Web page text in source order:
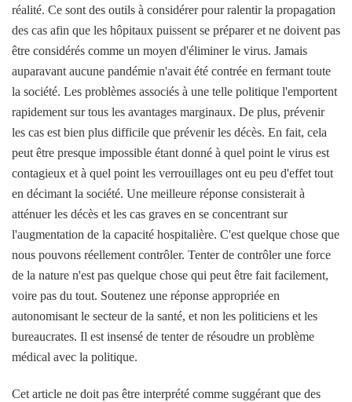
réalité. Ce sont des outils à considérer pour ralentir la propagation
des cas afin que les hôpitaux puissent se préparer et ne doivent pas
être considérés comme un moyen d'éliminer le virus. Jamais
auparavant aucune pandémie n'avait été contrée en fermant toute
la société. Les problèmes associés à une telle politique l'emportent
rapidement sur tous les avantages marginaux. De plus, prévenir
les cas est bien plus difficile que prévenir les décès. En fait, cela
peut être presque impossible étant donné à quel point le virus est
contagieux et à quel point les verrouillages ont eu peu d'effet tout
en décimant la société. Une meilleure réponse consisterait à
atténuer les décès et les cas graves en se concentrant sur
l'augmentation de la capacité hospitalière. C'est quelque chose que
nous pouvons réellement contrôler. Tenter de contrôler une force
de la nature n'est pas quelque chose qui peut être fait facilement,
voire pas du tout. Soutenez une réponse appropriée en
autonomisant le secteur de la santé, et non les politiciens et les
bureaucrates. Il est insensé de tenter de résoudre un problème
médical avec la politique.
Cet article ne doit pas être interprété comme suggérant que des